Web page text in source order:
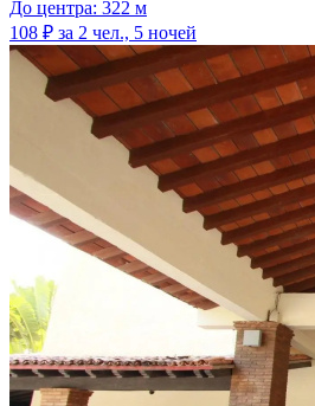
До центра: 322 м
108 ₽ за 2 чел., 5 ночей